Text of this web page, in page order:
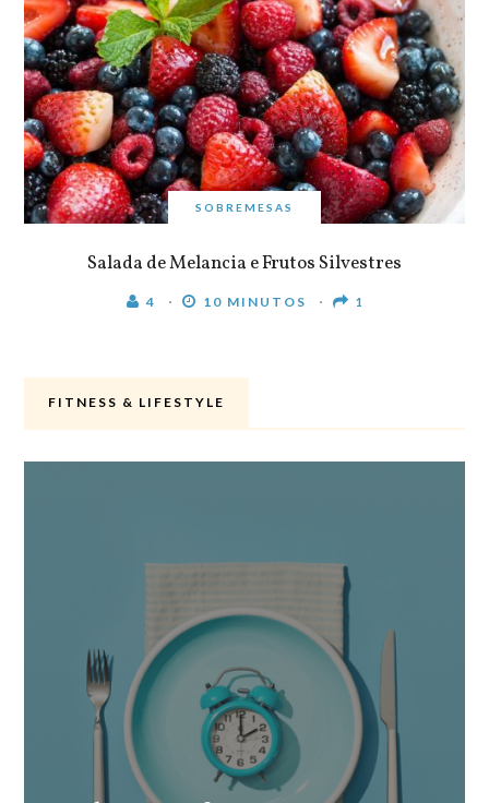
SOBREMESAS
Salada de Melancia e Frutos Silvestres
4 10 MINUTOS 1
FITNESS & LIFESTYLE